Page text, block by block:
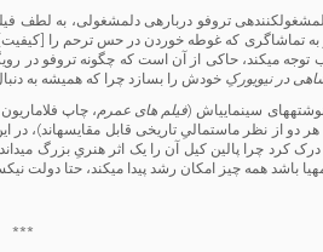
تروفو درباره­ی دلمشغولی، به لطف
به تماشاگری که غوطه خوردن در حس ترحم را
می­کند، حاکی از آن است که چگونه تروفو در
در نیویورکِ خودش را بسازد چرا که همیشه به
سینمایی­اش (فیلم های عمرم، چاپ
دو از نظر ماست­مالیِ تاریخی قابل مقایسه­اند)،
کرد چرا پالین کیل آن را یک اثر هنریِ بزرگ
باشد همه چیز امکان رشد پیدا می­کند، حتا دولت
***